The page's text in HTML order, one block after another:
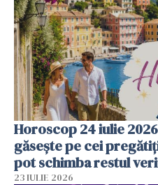
Horoscop 24 iulie
găsește pe cei
pot schimba restul
23 IULIE 2026